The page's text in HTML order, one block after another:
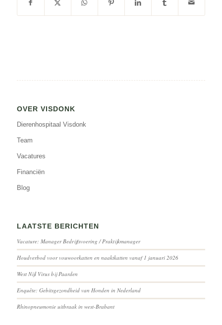
OVER VISDONK
Dierenhospitaal Visdonk
Team
Vacatures
Financiën
Blog
LAATSTE BERICHTEN
Vacature: Manager Bedrijfsvoering / Praktijkmanager
Houdverbod voor vouwoorkatten en naaktkatten vanaf 1 januari 2026
West Nijl Virus bij Paarden
Enquête: Gebitsgezondheid van Honden in Nederland
Rhinopneumonie uitbraak in west-Brabant